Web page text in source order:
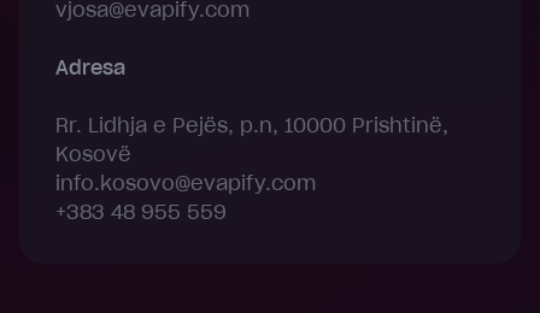
vjosa@evapify.com
Adresa
Rr. Lidhja e Pejës, p.n, 10000 Prishtinë,
Kosovë
info.kosovo@evapify.com
+383 48 955 559